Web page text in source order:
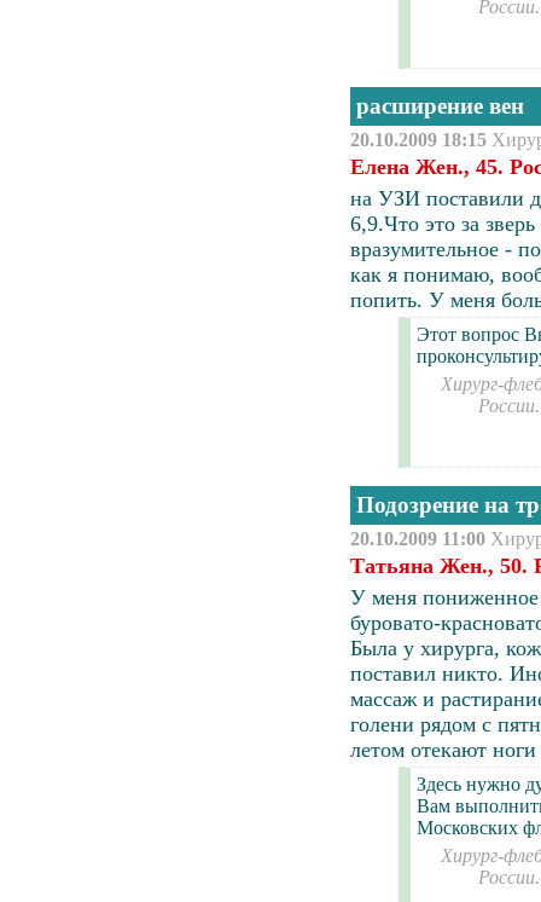
расширение вен
20.10.2009 18:15
Елена Жен., 45.
на УЗИ поставили
6,9.Что это за
вразумительное -
как я понимаю,
попить. У меня
Этот вопрос
Хирург-
Подозрение на
20.10.2009 11:00
Татьяна Жен., 50.
У меня
буровато-
Была у хирурга,
поставил никто.
массаж и
голени рядом с
летом отекают
Здесь нужно
Вам
Московских
Хирург-